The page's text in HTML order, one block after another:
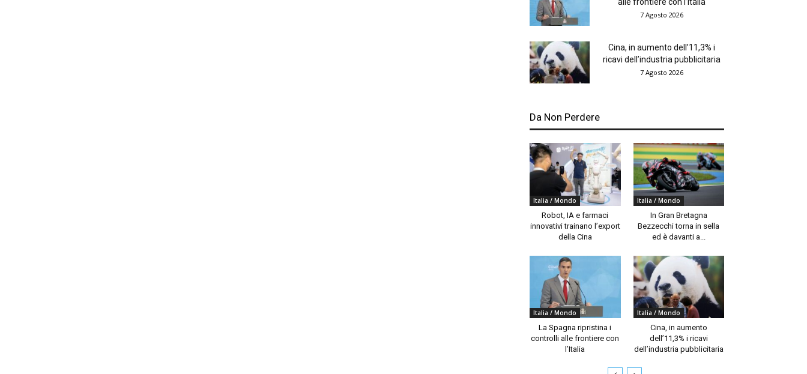
alle frontiere con l’Italia
7 Agosto 2026
Cina, in aumento dell’11,3% i
ricavi dell’industria pubblicitaria
7 Agosto 2026
Da Non Perdere
Italia / Mondo
Robot, IA e farmaci
innovativi trainano l’export
della Cina
Italia / Mondo
In Gran Bretagna
Bezzecchi torna in sella
ed è davanti a...
Italia / Mondo
La Spagna ripristina i
controlli alle frontiere con
l’Italia
Italia / Mondo
Cina, in aumento
dell’11,3% i ricavi
dell’industria pubblicitaria